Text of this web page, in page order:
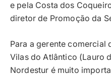
e pela Costa dos
diretor de Promoção da
Para a gerente comercial
Vilas do Atlântico (Lauro
Nordestur é muito